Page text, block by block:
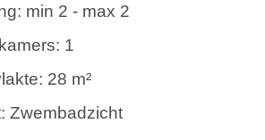
min 2 - max 2
1
28 m²
Zwembadzicht